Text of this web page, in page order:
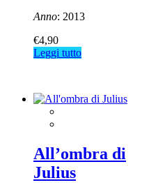
Anno: 2013
€4,90
Leggi tutto
All’ombra di
Julius